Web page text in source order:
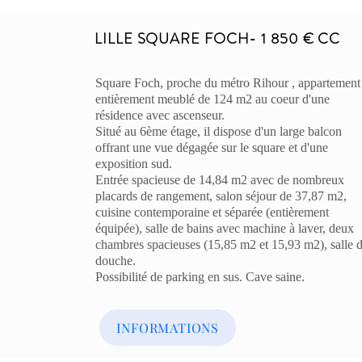
LILLE SQUARE FOCH- 1 850 € CC
Square Foch, proche du métro Rihour , appartement
entièrement meublé de 124 m2 au coeur d'une
résidence avec ascenseur.
Situé au 6ème étage, il dispose d'un large balcon
offrant une vue dégagée sur le square et d'une
exposition sud.
Entrée spacieuse de 14,84 m2 avec de nombreux
placards de rangement, salon séjour de 37,87 m2,
cuisine contemporaine et séparée (entièrement
équipée), salle de bains avec machine à laver, deux
chambres spacieuses (15,85 m2 et 15,93 m2), salle
douche.
Possibilité de parking en sus. Cave saine.
INFORMATIONS